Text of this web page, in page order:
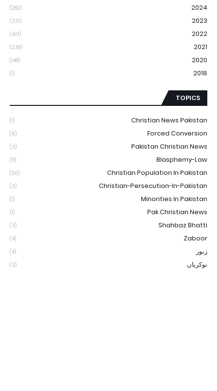
2024
(282)
2023
(331)
2022
(401)
2021
(239)
2020
(148)
2018
(1)
TOPICS
Christian News Pakistan
(1)
Forced Conversion
(6)
Pakistan Christian News
(3)
Blasphemy-Law
(11)
Christian Population In Pakistan
(50)
Christian-Persecution-In-Pakistan
(3)
Minorities In Pakistan
(1)
Pak Christian News
(1)
Shahbaz Bhatti
(3)
Zaboor
(4)
زبور (4)
نوکریاں (3)